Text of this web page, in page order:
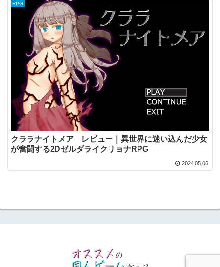
RPG
クララナイトメア レビュー｜異世界に迷い込んだ少女
が奮闘する2DゼルダライクリョナRPG
2024.05.06